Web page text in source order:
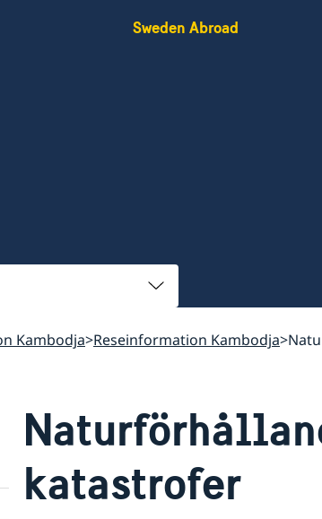
Sweden Abroad
Kambodja Reseinformation Kambodja
katastrofer